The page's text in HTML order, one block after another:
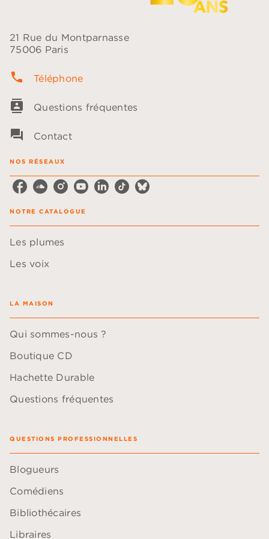
21 Rue du Montparnasse
75006 Paris
phone Téléphone
contacts Questions fréquentes
question_answer Contact
NOS RÉSEAUX
NOTRE CATALOGUE
Les plumes
Les voix
LA MAISON
Qui sommes-nous ?
Boutique CD
Hachette Durable
Questions fréquentes
QUESTIONS PROFESSIONNELLES
Blogueurs
Comédiens
Bibliothécaires
Libraires